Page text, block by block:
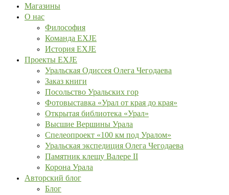
Магазины
О нас
Философия
Команда EXJE
История EXJE
Проекты EXJE
Уральская Одиссея Олега Чегодаева
Заказ книги
Посольство Уральских гор
Фотовыставка «Урал от края до края»
Открытая библиотека «Урал»
Высшие Вершины Урала
Спелеопроект «100 км под Уралом»
Уральская экспедиция Олега Чегодаева
Памятник клещу Валере II
Корона Урала
Авторский блог
Блог